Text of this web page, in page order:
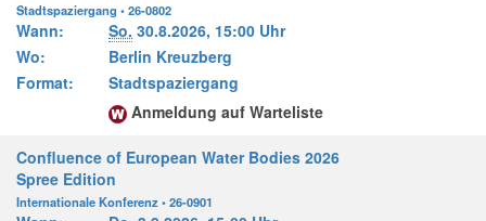
Stadtspaziergang • 26-0802
Wann: So. 30.8.2026, 15:00 Uhr
Wo:
Berlin Kreuzberg
Format:
Stadtspaziergang
Anmeldung auf Warteliste
Confluence of European Water Bodies 2026
Spree Edition
Internationale Konferenz • 26-0901